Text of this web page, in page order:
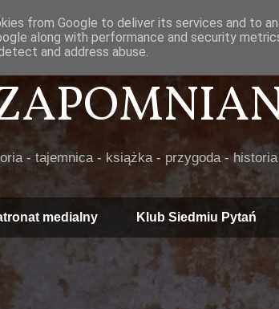
- tajemnica - książka - przygoda -
medialny Klub Siedmiu Pytań
from Google to deliver its services and to
along with performance and security
and address abuse.